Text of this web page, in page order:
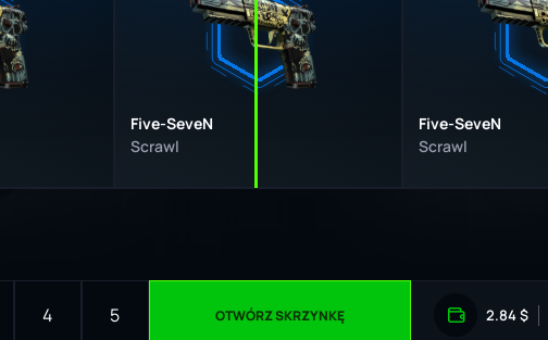
Five-SeveN
Scrawl
Five-SeveN
Scrawl
4 5 OTWÓRZ SKRZYNKĘ 2.84 $